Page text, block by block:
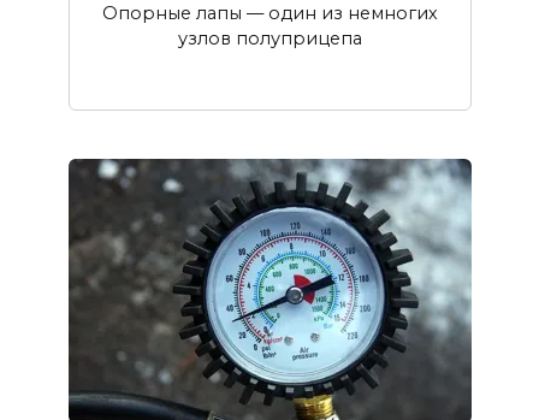
Опорные лапы — один из немногих
узлов полуприцепа